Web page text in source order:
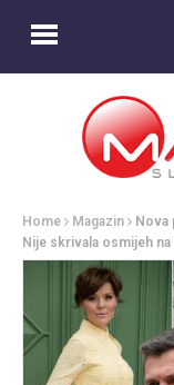
Home Magazin
Nova
Nije skrivala osmijeh na